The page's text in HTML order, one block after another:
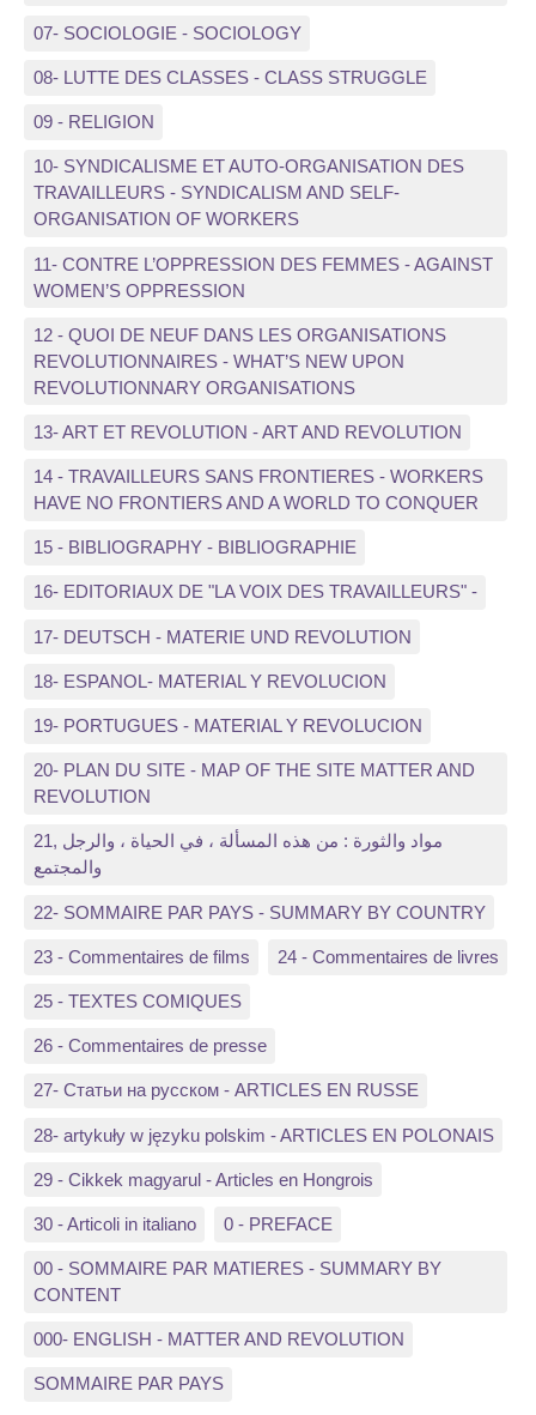
07- SOCIOLOGIE - SOCIOLOGY
08- LUTTE DES CLASSES - CLASS STRUGGLE
09 - RELIGION
10- SYNDICALISME ET AUTO-ORGANISATION DES
TRAVAILLEURS - SYNDICALISM AND SELF-
ORGANISATION OF WORKERS
11- CONTRE L’OPPRESSION DES FEMMES - AGAINST
WOMEN’S OPPRESSION
12 - QUOI DE NEUF DANS LES ORGANISATIONS
REVOLUTIONNAIRES - WHAT’S NEW UPON
REVOLUTIONNARY ORGANISATIONS
13- ART ET REVOLUTION - ART AND REVOLUTION
14 - TRAVAILLEURS SANS FRONTIERES - WORKERS
HAVE NO FRONTIERS AND A WORLD TO CONQUER
15 - BIBLIOGRAPHY - BIBLIOGRAPHIE
16- EDITORIAUX DE "LA VOIX DES TRAVAILLEURS" -
17- DEUTSCH - MATERIE UND REVOLUTION
18- ESPANOL- MATERIAL Y REVOLUCION
19- PORTUGUES - MATERIAL Y REVOLUCION
20- PLAN DU SITE - MAP OF THE SITE MATTER AND
REVOLUTION
21, مواد والثورة : من هذه المسألة ، في الحياة ، والرجل
والمجتمع
22- SOMMAIRE PAR PAYS - SUMMARY BY COUNTRY
23 - Commentaires de films 24 - Commentaires de livres
25 - TEXTES COMIQUES
26 - Commentaires de presse
27- Статьи на русском - ARTICLES EN RUSSE
28- artykuły w języku polskim - ARTICLES EN POLONAIS
29 - Cikkek magyarul - Articles en Hongrois
30 - Articoli in italiano 0 - PREFACE
00 - SOMMAIRE PAR MATIERES - SUMMARY BY
CONTENT
000- ENGLISH - MATTER AND REVOLUTION
SOMMAIRE PAR PAYS